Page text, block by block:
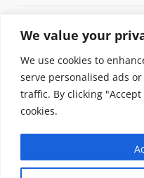
We value your
We use cookies to
serve personalised ads
traffic. By clicking
cookies.
Pulizia naturale della
sostituiscono 10
Copyright © 2025
Questo blog non è una
viene aggiornato
pertanto considerarsi